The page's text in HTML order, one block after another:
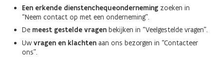
Een erkende dienstenchequeonderneming zoeken in
“Neem contact op met een onderneming”.
De meest gestelde vragen bekijken in “Veelgestelde vragen”.
Uw vragen en klachten aan ons bezorgen in “Contacteer
ons”.